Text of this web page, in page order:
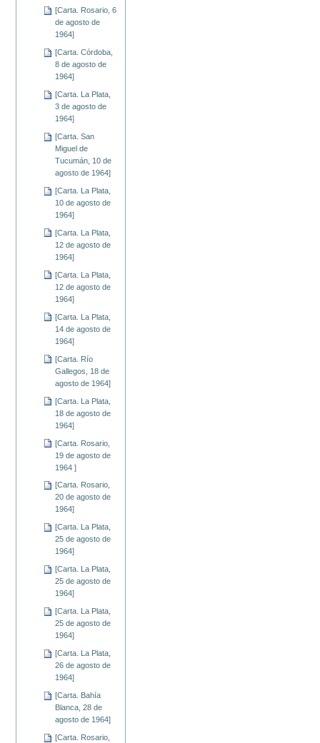
[Carta. Rosario, 6
de agosto de
1964]
[Carta. Córdoba,
8 de agosto de
1964]
[Carta. La Plata,
3 de agosto de
1964]
[Carta. San
Miguel de
Tucumán, 10 de
agosto de 1964]
[Carta. La Plata,
10 de agosto de
1964]
[Carta. La Plata,
12 de agosto de
1964]
[Carta. La Plata,
12 de agosto de
1964]
[Carta. La Plata,
14 de agosto de
1964]
[Carta. Río
Gallegos, 18 de
agosto de 1964]
[Carta. La Plata,
18 de agosto de
1964]
[Carta. Rosario,
19 de agosto de
1964 ]
[Carta. Rosario,
20 de agosto de
1964]
[Carta. La Plata,
25 de agosto de
1964]
[Carta. La Plata,
25 de agosto de
1964]
[Carta. La Plata,
25 de agosto de
1964]
[Carta. La Plata,
26 de agosto de
1964]
[Carta. Bahía
Blanca, 28 de
agosto de 1964]
[Carta. Rosario,